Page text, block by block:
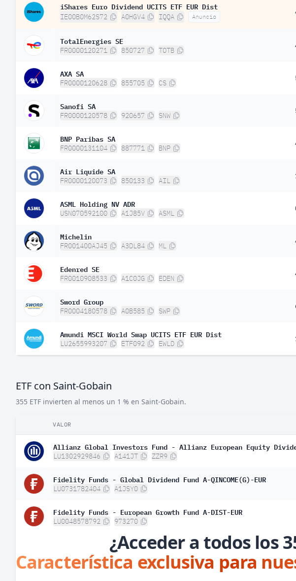
iShares Euro Dividend UCITS ETF EUR Dist
IE00B0M62S72 A0HGV4 IQQA Anuncio
TotalEnergies SE
FR0000120271 850727 TOTB
AXA SA
FR0000120628 855705 CS
Sanofi SA
FR0000120578 920657 SNW
BNP Paribas SA
FR0000131104 887771 BNP
Air Liquide SA
FR0000120073 850133 AIL
ASML Holding NV ADR
USN070592100 A1J85V ASML
Michelin
FR001400AJ45 A3DL84 ML
Edenred SE
FR0010908533 A1C0JG EDEN
Sword Group
FR0004180578 A0B585 SWP
Amundi MSCI World Swap UCITS ETF EUR Dist
LU2655993207 ETF092 EWLD
ETF con Saint-Gobain
355 ETF invierten al menos un 1 % en Saint-Gobain.
VALOR
Allianz Global Investors Fund - Allianz European Equity
LU1302929846 A141JT ZZR9
Fidelity Funds - Global Dividend Fund A-QINCOME(G)-EUR
LU0731782404 A1JSY0
Fidelity Funds - European Growth Fund A-DIST-EUR
LU0048578792 973270
¿Acceder a todos los
Característica exclusiva para